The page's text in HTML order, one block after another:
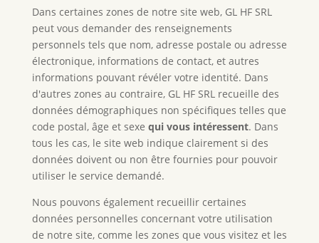
Dans certaines zones de notre site web, GL HF SRL
peut vous demander des renseignements
personnels tels que nom, adresse postale ou adresse
électronique, informations de contact, et autres
informations pouvant révéler votre identité. Dans
d'autres zones au contraire, GL HF SRL recueille des
données démographiques non spécifiques telles que
code postal, âge et sexe qui vous intéressent. Dans
tous les cas, le site web indique clairement si des
données doivent ou non être fournies pour pouvoir
utiliser le service demandé.
Nous pouvons également recueillir certaines
données personnelles concernant votre utilisation
de notre site, comme les zones que vous visitez et les